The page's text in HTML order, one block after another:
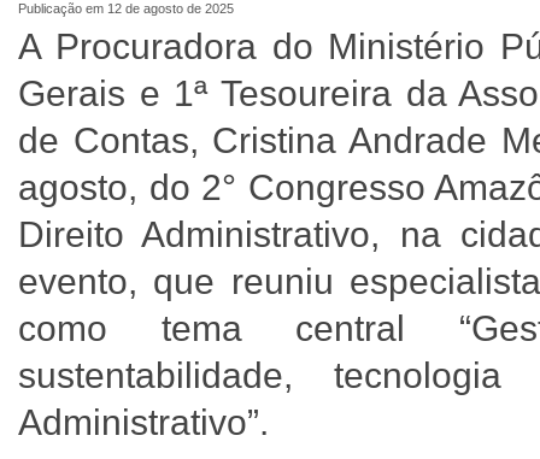
Publicação em 12 de agosto de 2025
A Procuradora do Ministério
Gerais e 1ª Tesoureira da
de Contas, Cristina Andrade
agosto, do 2° Congresso
Direito Administrativo, na
evento, que reuniu
como tema central
sustentabilidade,
Administrativo”.